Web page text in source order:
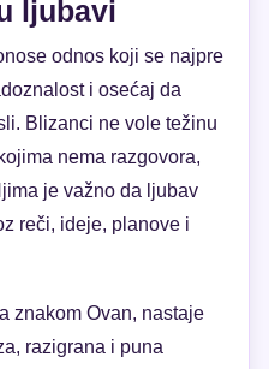
ljubavi
odnos koji se najpre
i osećaj da
Blizanci ne vole težinu
nema razgovora,
je važno da ljubav
reči, ideje, planove i
znakom Ovan, nastaje
razigrana i puna